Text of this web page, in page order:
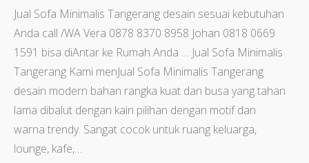
Jual Sofa Minimalis Tangerang desain sesuai kebutuhan
Anda call /WA Vera 0878 8370 8958 Johan 0818 0669
1591 bisa diAntar ke Rumah Anda … Jual Sofa Minimalis
Tangerang Kami menJual Sofa Minimalis Tangerang
desain modern bahan rangka kuat dan busa yang tahan
lama dibalut dengan kain pilihan dengan motif dan
warna trendy. Sangat cocok untuk ruang keluarga,
lounge, kafe,…